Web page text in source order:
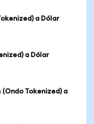
a Dólar
a Dólar
Tokenized) a